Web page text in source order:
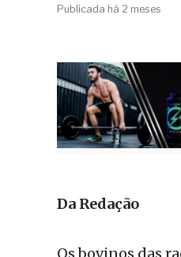
Entrada de
Da Redação